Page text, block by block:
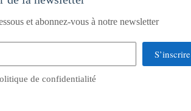
et abonnez-vous à notre newsletter
S’inscrire
de confidentialité